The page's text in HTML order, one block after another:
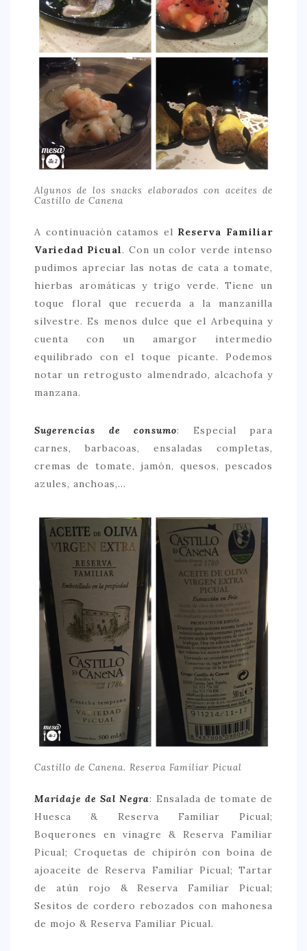
Algunos de los snacks elaborados con aceites de
Castillo de Canena
A continuación catamos el Reserva Familiar
Variedad Picual. Con un color verde intenso
pudimos apreciar las notas de cata a tomate,
hierbas aromáticas y trigo verde. Tiene un
toque floral que recuerda a la manzanilla
silvestre. Es menos dulce que el Arbequina y
cuenta con un amargor intermedio
equilibrado con el toque picante. Podemos
notar un retrogusto almendrado, alcachofa y
manzana.
Sugerencias de consumo: Especial para
carnes, barbacoas, ensaladas completas,
cremas de tomate, jamón, quesos, pescados
azules, anchoas,…
Castillo de Canena. Reserva Familiar Picual
Maridaje de Sal Negra: Ensalada de tomate de
Huesca & Reserva Familiar Picual;
Boquerones en vinagre & Reserva Familiar
Picual; Croquetas de chipirón con boina de
ajoaceite de Reserva Familiar Picual; Tartar
de atún rojo & Reserva Familiar Picual;
Sesitos de cordero rebozados con mahonesa
de mojo & Reserva Familiar Picual.